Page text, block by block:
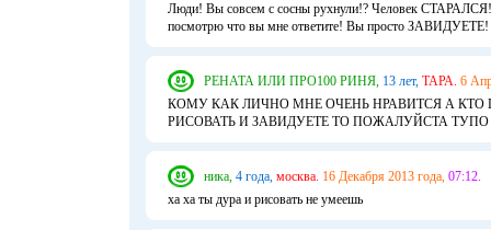
Люди! Вы совсем с сосны рухнули!? Человек
посмотрю что вы мне ответите! Вы просто ЗАВИДУЕТЕ!
РЕНАТА ИЛИ ПРО100 РИНЯ, 13 лет, ТАРА. 6
КОМУ КАК ЛИЧНО МНЕ ОЧЕНЬ НРАВИТСЯ А КТО
РИСОВАТЬ И ЗАВИДУЕТЕ ТО ПОЖАЛУЙСТА
ника, 4 года, москва. 16 Декабря 2013 года, 07:12.
ха ха ты дура и рисовать не умеешь